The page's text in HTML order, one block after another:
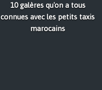
10 galères qu'on a tous
connues avec les petits taxis
marocains